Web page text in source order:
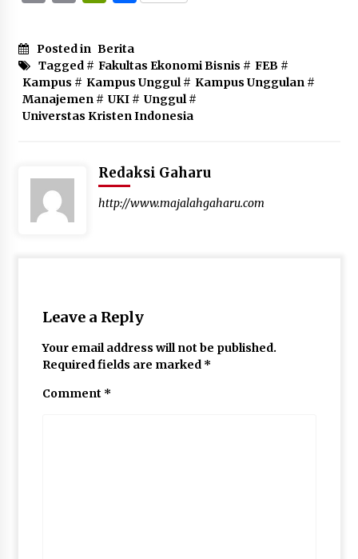
Posted in Berita
Tagged # Fakultas Ekonomi Bisnis # FEB #
Kampus # Kampus Unggul# Kampus Unggulan#
Manajemen# UKI# Unggul#
Universtas Kristen Indonesia
Redaksi Gaharu
http://www.majalahgaharu.com
Leave a Reply
Your email address will not be published.
Required fields are marked *
Comment *